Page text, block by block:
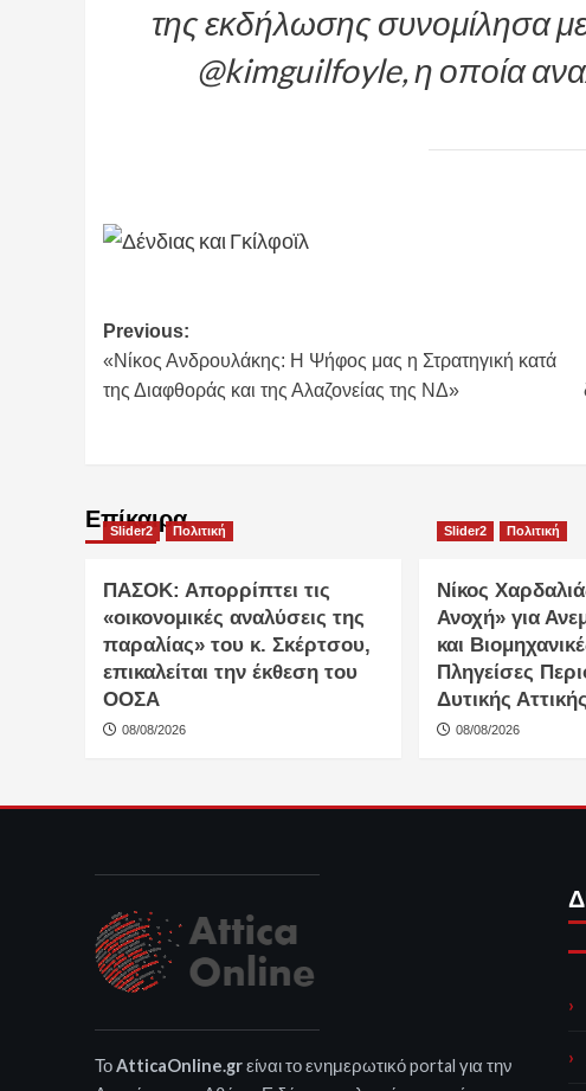
της εκδήλωσης συνομίλησα
@kimguilfoyle, η οποία
Post
navigation
Previous:
«Νίκος Ανδρουλάκης: Η Ψήφος μας η Στρατηγική κατά
της Διαφθοράς και της Αλαζονείας της ΝΔ»
Επίκαιρα
Slider2 Πολιτική
ΠΑΣΟΚ: Απορρίπτει τις
«οικονομικές αναλύσεις της
παραλίας» του κ. Σκέρτσου,
επικαλείται την έκθεση του
ΟΟΣΑ
08/08/2026
Slider2 Πολιτική
Νίκος
Ανοχή» για
και
Πληγείσες
Δυτικής Αττικής
08/08/2026
ΤοAtticaOnline.grείναι το ενημερωτικό portal για την